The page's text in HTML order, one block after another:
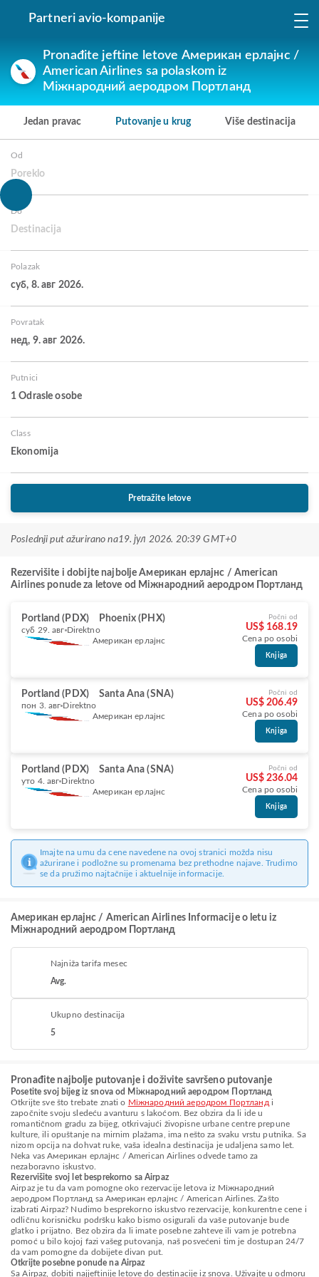
Partneri avio-kompanije
Pronađite jeftine letove Американ ерлајнс /
American Airlines sa polaskom iz
Міжнародний аеродром Портланд
Jedan pravac Putovanje u krug Više destinacija
Od
Poreklo
Do
Destinacija
Polazak
суб, 8. авг 2026.
Povratak
нед, 9. авг 2026.
Putnici
1 Odrasle osobe
Class
Ekonomija
Pretražite letove
Poslednji put ažurirano na19. јул 2026. 20:39 GMT+0
Rezervišite i dobijte najbolje Американ ерлајнс / American
Airlines ponude za letove od Міжнародний аеродром Портланд
Portland (PDX) Phoenix (PHX)
суб 29. авг Direktno
Американ ерлајнс
Počni od
US$ 168.19
Cena po osobi
Knjiga
Portland (PDX) Santa Ana (SNA)
пон 3. авг Direktno
Американ ерлајнс
Počni od
US$ 206.49
Cena po osobi
Knjiga
Portland (PDX) Santa Ana (SNA)
уто 4. авг Direktno
Американ ерлајнс
Počni od
US$ 236.04
Cena po osobi
Knjiga
Imajte na umu da cene navedene na ovoj stranici možda nisu
ažurirane i podložne su promenama bez prethodne najave. Trudimo
se da pružimo najtačnije i aktuelnije informacije.
Американ ерлајнс / American Airlines Informacije o letu iz
Міжнародний аеродром Портланд
Najniža tarifa mesec
Avg.
Ukupno destinacija
5
Pronađite najbolje putovanje i doživite savršeno putovanje
Posetite svoj bijeg iz snova od Міжнародний аеродром Портланд
Otkrijte sve što trebate znati o Міжнародний аеродром Портланд i
započnite svoju sledeću avanturu s lakoćom. Bez obzira da li ide u
romantičnom gradu za bijeg, otkrivajući živopisne urbane centre prepune
kulture, ili opuštanje na mirnim plažama, ima nešto za svaku vrstu putnika. Sa
nizom opcija na dohvat ruke, vaša idealna destinacija je udaljena samo let.
Neka vas Американ ерлајнс / American Airlines odvede tamo za
nezaboravno iskustvo.
Rezervišite svoj let besprekorno sa Airpaz
Airpaz je tu da vam pomogne oko rezervacije letova iz Міжнародний
аеродром Портланд sa Американ ерлајнс / American Airlines. Zašto
izabrati Airpaz? Nudimo besprekorno iskustvo rezervacije, konkurentne cene i
odličnu korisničku podršku kako bismo osigurali da vaše putovanje bude
glatko i prijatno. Bez obzira da li imate posebne zahteve ili vam je potrebna
pomoć u bilo kojoj fazi vašeg putovanja, naš posvećeni tim je dostupan 24/7
da vam pomogne da dobijete divan put.
Otkrijte posebne ponude na Airpaz
Sa Airpaz, dobiti najjeftinije letove do destinacije iz snova. Uživajte u odmoru